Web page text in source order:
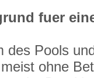
fuer
des Pools
ohne